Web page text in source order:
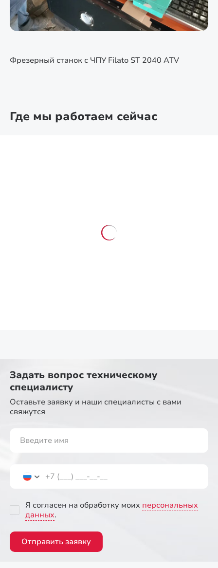
Фрезерный станок с ЧПУ Filato ST 2040 ATV
Где мы работаем сейчас
Задать вопрос техническому
специалисту
Оставьте заявку и наши специалисты с вами
свяжутся
Я согласен на обработку моих персональных
данных.
Отправить заявку